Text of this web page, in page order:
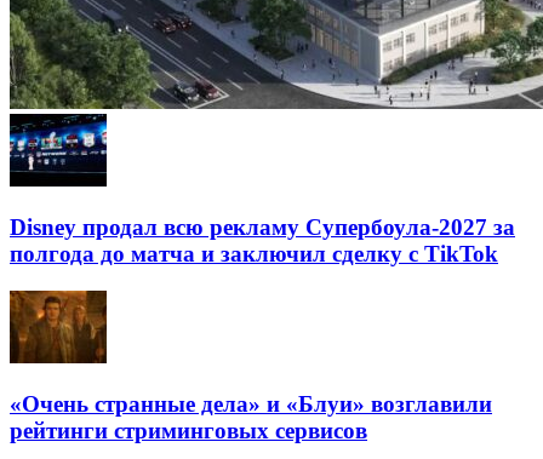
Disney продал всю рекламу Супербоула-2027 за
полгода до матча и заключил сделку с TikTok
«Очень странные дела» и «Блуи» возглавили
рейтинги стриминговых сервисов